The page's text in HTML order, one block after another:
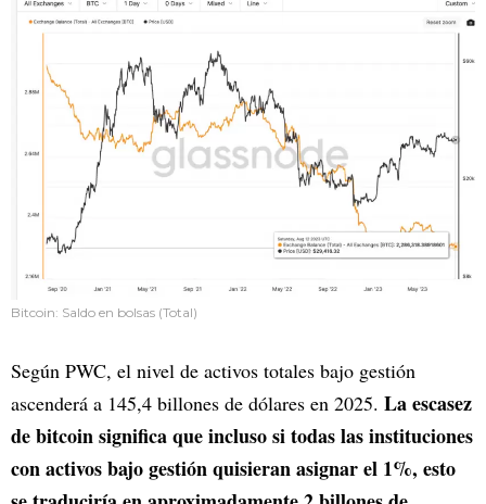
Bitcoin: Saldo en bolsas (Total)
Según PWC, el nivel de activos totales bajo gestión
ascenderá a 145,4 billones de dólares en 2025. La escasez
de bitcoin significa que incluso si todas las instituciones
con activos bajo gestión quisieran asignar el 1%, esto